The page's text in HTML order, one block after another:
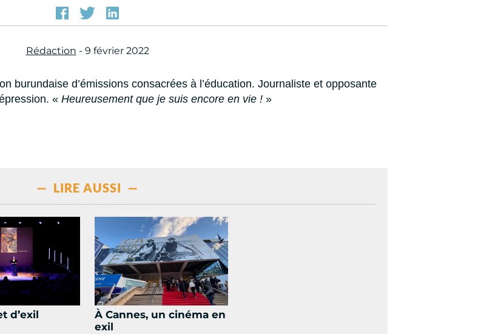
Rédaction - 9 février 2022
burundaise d’émissions consacrées à l’éducation. Journaliste et opposante
« Heureusement que je suis encore en vie ! »
— LIRE AUSSI —
d’exil
À Cannes, un cinéma en
exil